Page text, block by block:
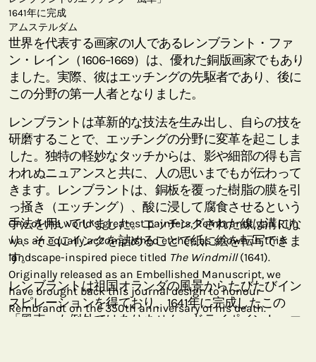
1641年に完成
アムステルダム
世界を代表する画家の1人であるレンブラント・ファ
ン・レイン（1606–1669）は、優れた銅版画家でもあり
ました。実際、彼はエッチングの先駆者であり、後に
この分野の第一人者となりました。
レンブラントは革新的な技法を生み出し、自らの技を
研磨することで、エッチングの分野に変革を起こしま
した。独特の軽妙なタッチからは、影や細部の得も言
われぬニュアンスと共に、人の思いまでもが伝わって
きます。レンブラントは、銅板を覆った樹脂の膜を引
っ掻き（エッチング）、酸に浸して腐食させるという
手法を用いていました。エッチングされた線は溝にな
り、そこにインクを詰めることで紙に絵を転写できま
す。
レンブラントは祖国オランダの風景からたびたびイン
スピレーションを得ており、1641年に完成したこの
「風車」も例外ではありません。ドライポイント・エ
One of the world’s greatest painters, Rembrandt van Rijn
was an equally accomplished etcher, as shown in this
landscape-inspired piece titled The Windmill(1641).
Originally released as an Embellished Manuscript, we
have brought back this journal design to honour
Rembrandt on the 350th anniversary of his death.